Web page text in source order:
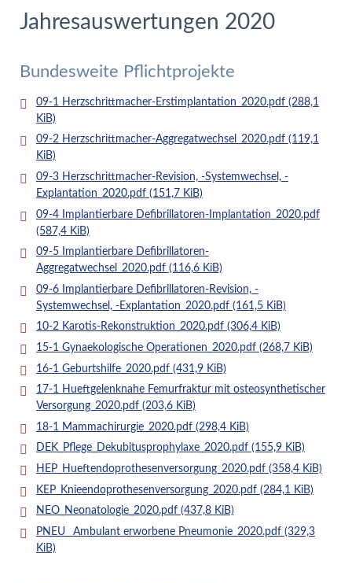
Jahresauswertungen 2020
Bundesweite Pflichtprojekte
09-1 Herzschrittmacher-Erstimplantation_2020.pdf (288,1
KiB)
09-2 Herzschrittmacher-Aggregatwechsel_2020.pdf (119,1
KiB)
09-3 Herzschrittmacher-Revision, -Systemwechsel, -
Explantation_2020.pdf (151,7 KiB)
09-4 Implantierbare Defibrillatoren-Implantation_2020.pdf
(587,4 KiB)
09-5 Implantierbare Defibrillatoren-
Aggregatwechsel_2020.pdf (116,6 KiB)
09-6 Implantierbare Defibrillatoren-Revision, -
Systemwechsel, -Explantation_2020.pdf (161,5 KiB)
10-2 Karotis-Rekonstruktion_2020.pdf (306,4 KiB)
15-1 Gynaekologische Operationen_2020.pdf (268,7 KiB)
16-1 Geburtshilfe_2020.pdf (431,9 KiB)
17-1 Hueftgelenknahe Femurfraktur mit osteosynthetischer
Versorgung_2020.pdf (203,6 KiB)
18-1 Mammachirurgie_2020.pdf (298,4 KiB)
DEK_Pflege_Dekubitusprophylaxe_2020.pdf (155,9 KiB)
HEP_Hueftendoprothesenversorgung_2020.pdf (358,4 KiB)
KEP_Knieendoprothesenversorgung_2020.pdf (284,1 KiB)
NEO_Neonatologie_2020.pdf (437,8 KiB)
PNEU_ Ambulant erworbene Pneumonie_2020.pdf (329,3
KiB)